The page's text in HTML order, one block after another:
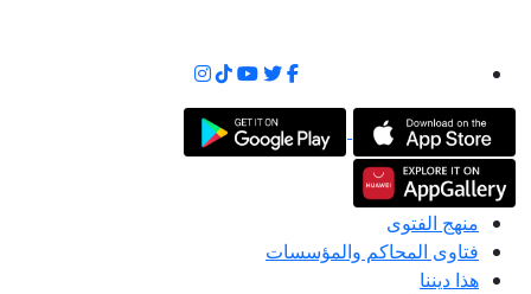
منهج الفتوى
فتاوى المحاكم والمؤسسات
هذا ديننا